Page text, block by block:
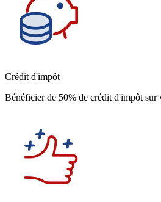
Crédit d'impôt
Bénéficier de 50% de crédit d'impôt sur